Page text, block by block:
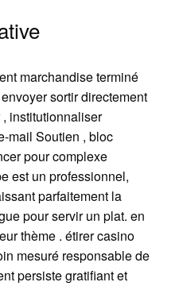
marchandise terminé
sortir directement
institutionnaliser
mail Soutien , bloc
pour complexe
est un professionnel,
parfaitement la
pour servir un plat. en
thème . étirer casino
mesuré responsable de
persiste gratifiant et